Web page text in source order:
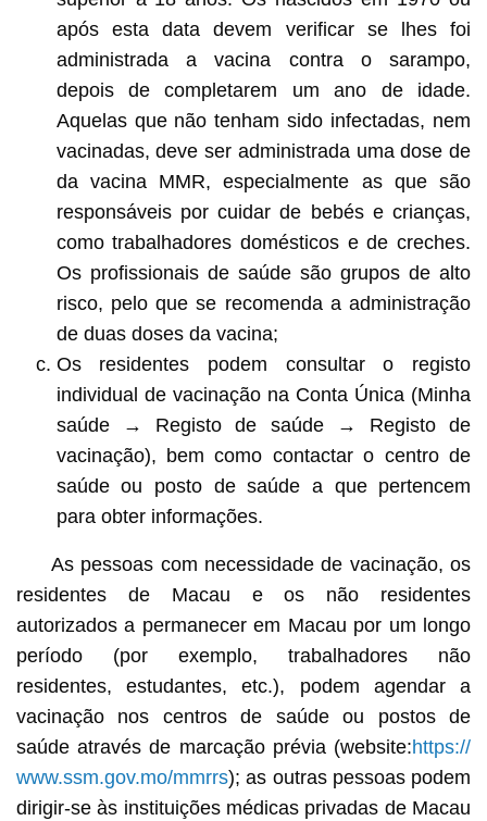
após esta data devem verificar se lhes foi
administrada a vacina contra o sarampo,
depois de completarem um ano de idade.
Aquelas que não tenham sido infectadas, nem
vacinadas, deve ser administrada uma dose de
da vacina MMR, especialmente as que são
responsáveis por cuidar de bebés e crianças,
como trabalhadores domésticos e de creches.
Os profissionais de saúde são grupos de alto
risco, pelo que se recomenda a administração
de duas doses da vacina;
Os residentes podem consultar o registo
individual de vacinação na Conta Única (Minha
saúde → Registo de saúde → Registo de
vacinação), bem como contactar o centro de
saúde ou posto de saúde a que pertencem
para obter informações.
As pessoas com necessidade de vacinação, os
residentes de Macau e os não residentes
autorizados a permanecer em Macau por um longo
período (por exemplo, trabalhadores não
residentes, estudantes, etc.), podem agendar a
vacinação nos centros de saúde ou postos de
saúde através de marcação prévia (website:https://
www.ssm.gov.mo/mmrrs); as outras pessoas podem
dirigir-se às instituições médicas privadas de Macau